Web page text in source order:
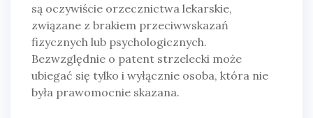
są oczywiście orzecznictwa lekarskie,
związane z brakiem przeciwwskazań
fizycznych lub psychologicznych.
Bezwzględnie o patent strzelecki może
ubiegać się tylko i wyłącznie osoba, która nie
była prawomocnie skazana.